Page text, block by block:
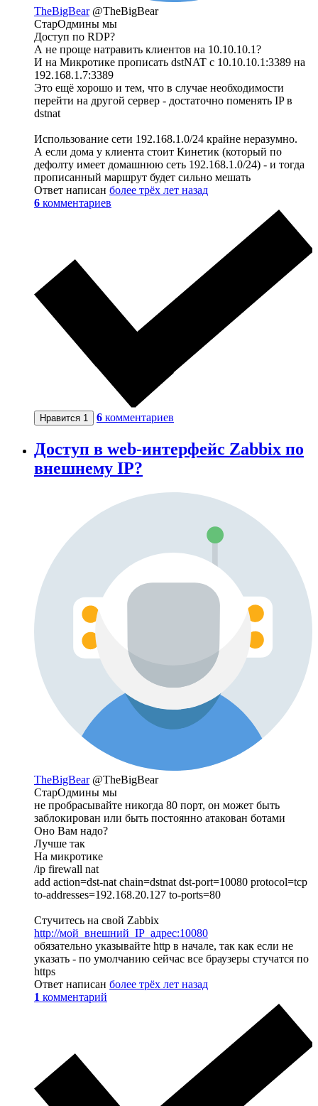
TheBigBear @TheBigBear
СтарОдмины мы
Доступ по RDP?
А не проще натравить клиентов на 10.10.10.1?
И на Микротике прописать dstNAT с 10.10.10.1:3389 на
192.168.1.7:3389
Это ещё хорошо и тем, что в случае необходимости
перейти на другой сервер - достаточно поменять IP в
dstnat
Использование сети 192.168.1.0/24 крайне неразумно.
А если дома у клиента стоит Кинетик (который по
дефолту имеет домашнюю сеть 192.168.1.0/24) - и тогда
прописанный маршрут будет сильно мешать
Ответ написан более трёх лет назад
6 комментариев
Нравится 1 6 комментариев
Доступ в web-интерфейс Zabbix по
внешнему IP?
TheBigBear @TheBigBear
СтарОдмины мы
не пробрасывайте никогда 80 порт, он может быть
заблокирован или быть постоянно атакован ботами
Оно Вам надо?
Лучше так
На микротике
/ip firewall nat
add action=dst-nat chain=dstnat dst-port=10080 protocol=tcp
to-addresses=192.168.20.127 to-ports=80
Стучитесь на свой Zabbix
http://мой_внешний_IP_адрес:10080
обязательно указывайте http в начале, так как если не
указать - по умолчанию сейчас все браузеры стучатся по
https
Ответ написан более трёх лет назад
1 комментарий